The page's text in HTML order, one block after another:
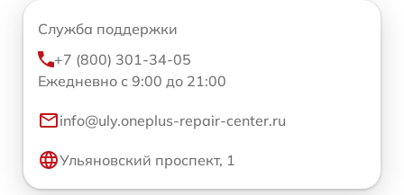
Служба поддержки
+7 (800) 301-34-05
Ежедневно с 9:00 до 21:00
info@uly.oneplus-repair-center.ru
Ульяновский проспект, 1